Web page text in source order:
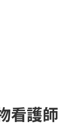
看護師